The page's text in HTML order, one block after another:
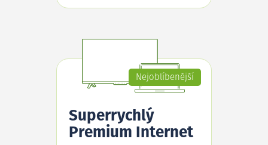
Nejoblíbenější
Superrychlý
Premium Internet